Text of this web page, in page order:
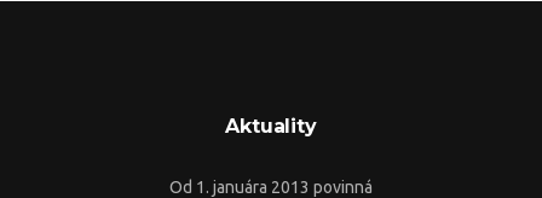
Aktuality
Od 1. januára 2013 povinná